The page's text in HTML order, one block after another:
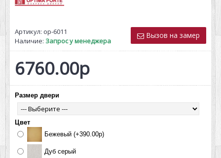
Вызов на замер
Артикул: op-6011
Наличие: Запрос у менеджера
6760.00р
Размер двери
Цвет
Бежевый (+390.00р)
Дуб серый